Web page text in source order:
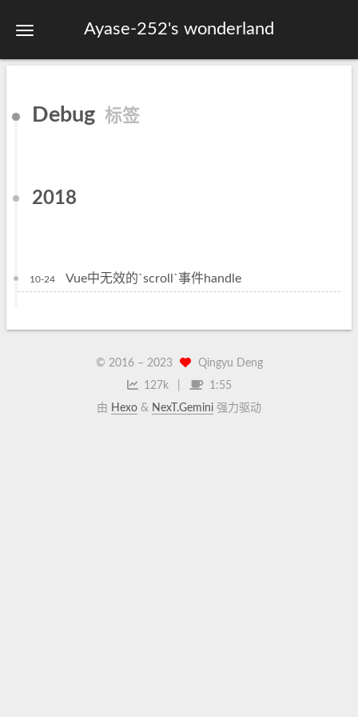
Ayase-252's wonderland
关于
归档
Debug 标签
2018
10-24 Vue中无效的`scroll`事件handle
© 2016 – 2023
Qingyu Deng
127k
1:55
由 Hexo & NexT.Gemini 强力驱动